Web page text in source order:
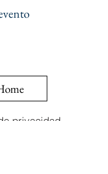
privacidad